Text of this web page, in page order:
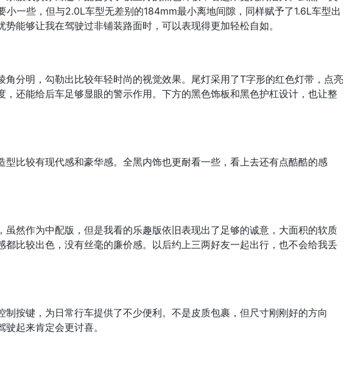
小一些，但与2.0L车型无差别的184mm最小离地间隙，同样赋予了1.6L车型出
能够让我在驾驶过非铺装路面时，可以表现得更加轻松自如。
角分明，勾勒出比较年轻时尚的视觉效果。尾灯采用了T字形的红色灯带，点亮
，还能给后车足够显眼的警示作用。下方的黑色饰板和黑色护杠设计，也让整
型比较有现代感和豪华感。全黑内饰也更耐看一些，看上去还有点酷酷的感
虽然作为中配版，但是我看的乐趣版依旧表现出了足够的诚意，大面积的软质
都比较出色，没有丝毫的廉价感。以后约上三两好友一起出行，也不会给我丢
制按键，为日常行车提供了不少便利。不是皮质包裹，但尺寸刚刚好的方向
起来肯定会更讨喜。